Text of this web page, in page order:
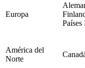
Europa
América del
Norte